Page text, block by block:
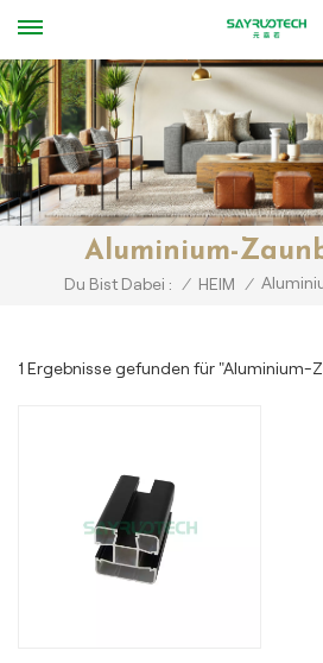
Aluminium-
Du Bist Dabei : / HEIM /
1 Ergebnisse gefunden für "Aluminium-